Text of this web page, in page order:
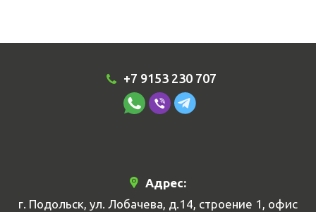
+7 9153 230 707
Адрес:
г. Подольск, ул. Лобачева, д.14, строение 1, офис